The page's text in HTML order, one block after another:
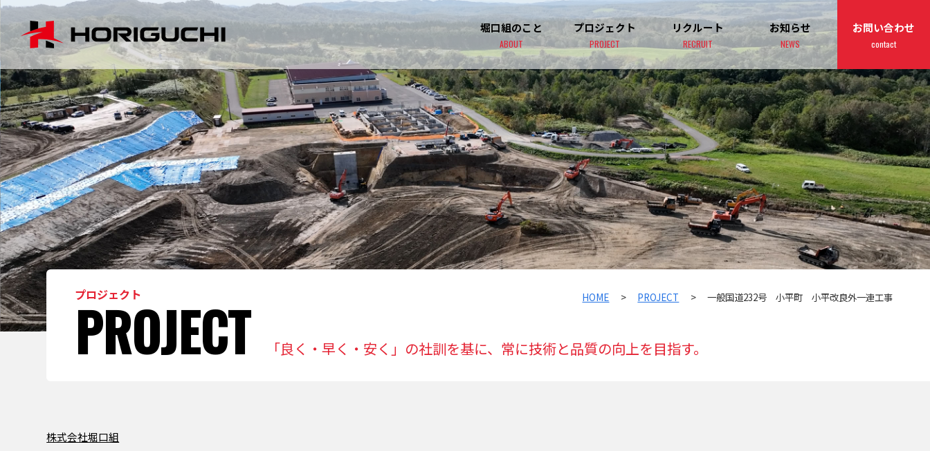
堀口組のこと
ABOUT
プロジェクト
PROJECT
リクルート
RECRUIT
お知らせ
NEWS
お問い合わせ
contact
プロジェクト
PROJECT 「良く・早く・安く」の社訓を基に、常に技術と品質の向上を目指す。
HOME > PROJECT > 一般国道232号 小平町 小平改良外一連工事
株式会社堀⼝組